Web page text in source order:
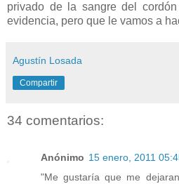
privado de la sangre del
evidencia, pero que le vamos a
Agustín Losada
Compartir
34 comentarios:
Anónimo 15 enero, 2011
"Me gustaría que me